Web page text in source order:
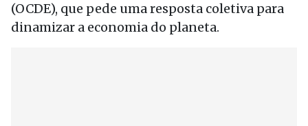
(OCDE), que pede uma resposta coletiva para
dinamizar a economia do planeta.